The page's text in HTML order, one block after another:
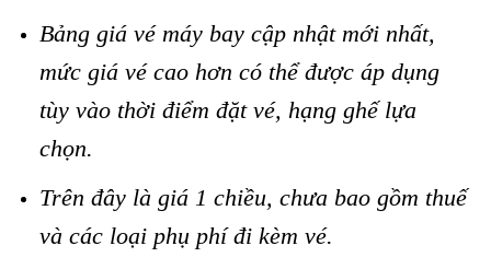
Bảng giá vé máy bay cập nhật mới nhất,
mức giá vé cao hơn có thể được áp dụng
tùy vào thời điểm đặt vé, hạng ghế lựa
chọn.
Trên đây là giá 1 chiều, chưa bao gồm thuế
và các loại phụ phí đi kèm vé.